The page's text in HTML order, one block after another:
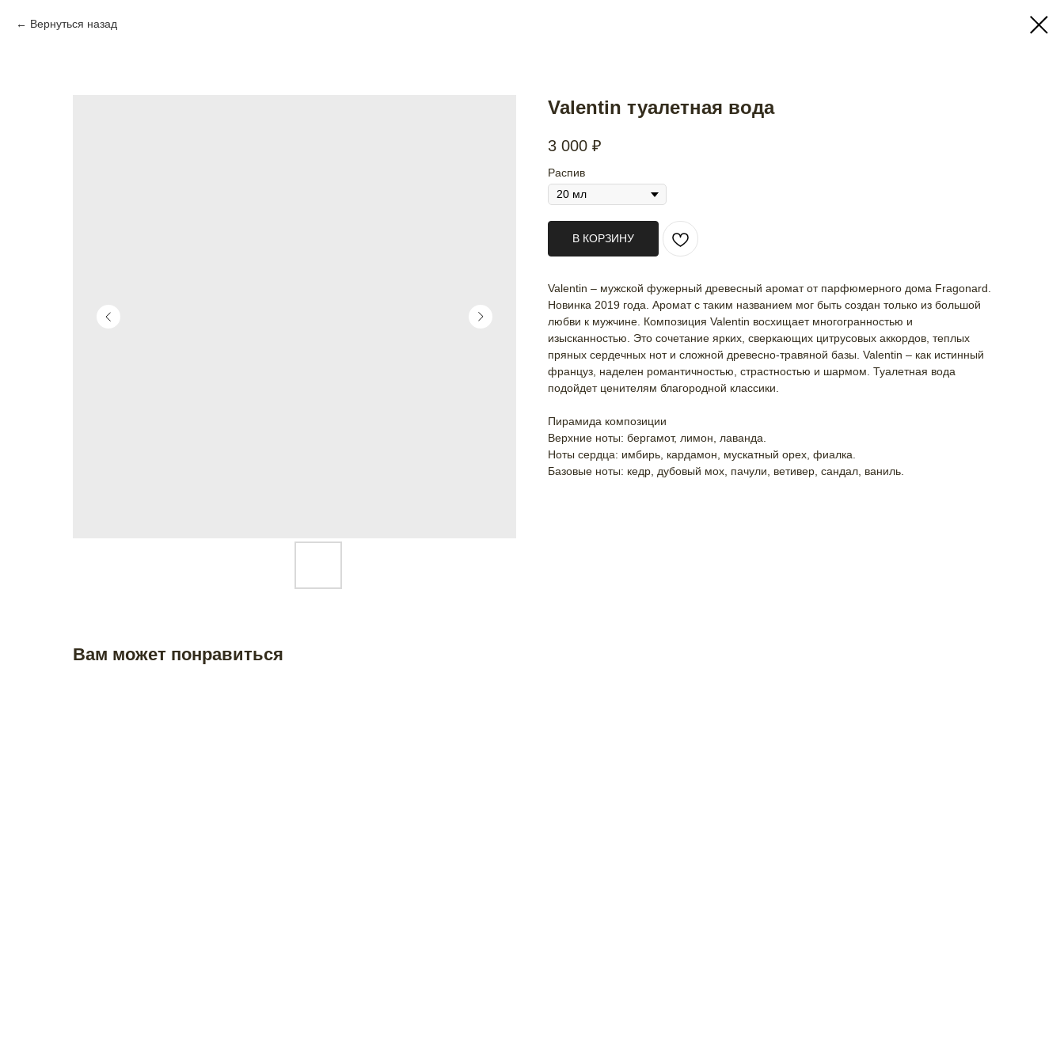
Вернуться назад
Valentin туалетная вода
3 000 ₽
Распив
В КОРЗИНУ
Valentin – мужской фужерный древесный аромат от парфюмерного дома Fragonard.
Новинка 2019 года. Аромат с таким названием мог быть создан только из большой
любви к мужчине. Композиция Valentin восхищает многогранностью и
изысканностью. Это сочетание ярких, сверкающих цитрусовых аккордов, теплых
пряных сердечных нот и сложной древесно-травяной базы. Valentin – как истинный
француз, наделен романтичностью, страстностью и шармом. Туалетная вода
подойдет ценителям благородной классики.
Пирамида композиции
Верхние ноты: бергамот, лимон, лаванда.
Ноты сердца: имбирь, кардамон, мускатный орех, фиалка.
Базовые ноты: кедр, дубовый мох, пачули, ветивер, сандал, ваниль.
Вам может понравиться